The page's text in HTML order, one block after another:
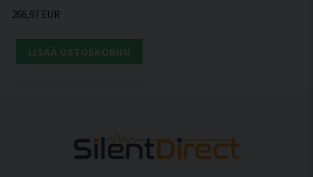
266,97 EUR
LISÄÄ OSTOSKORIIN